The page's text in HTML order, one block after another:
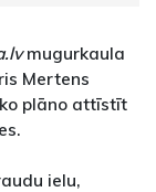
mugurkaula
Mertens
plāno attīstīt
ielu,